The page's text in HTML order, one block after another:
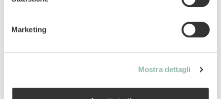
Marketing
Mostra dettagli
Componenti analitici